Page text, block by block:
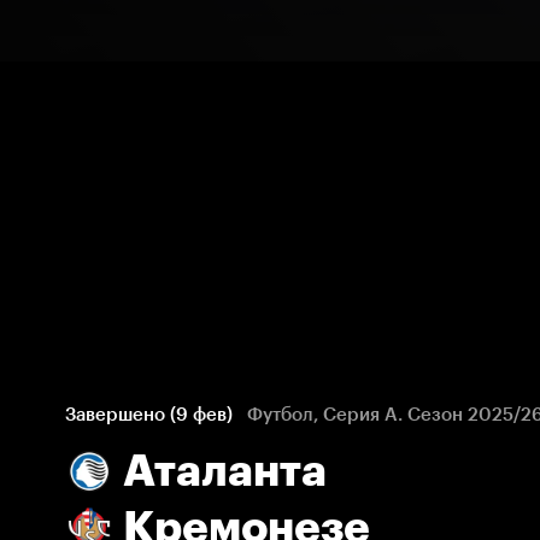
Завершено (9 фев) Футбол, Серия А. Сезон 2025/
Аталанта
Кремонезе